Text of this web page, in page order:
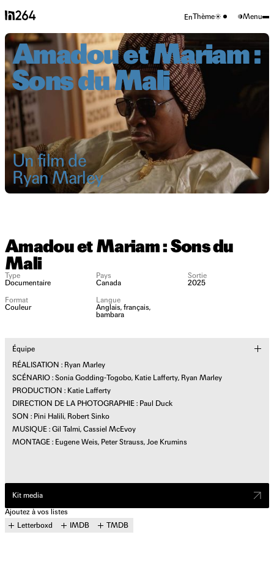
EnThème Menu
Amadou et Mariam :
Sons du Mali
Un film de
Ryan Marley
Amadou et Mariam : Sons du
Mali
Type
Documentaire
Pays
Canada
Sortie
2025
Format
Couleur
Langue
Anglais, français,
bambara
Équipe
RÉALISATION : Ryan Marley
SCÉNARIO : Sonia Godding-Togobo, Katie Lafferty, Ryan Marley
PRODUCTION : Katie Lafferty
DIRECTION DE LA PHOTOGRAPHIE : Paul Duck
SON : Pini Halili, Robert Sinko
MUSIQUE : Gil Talmi, Cassiel McEvoy
MONTAGE : Eugene Weis, Peter Strauss, Joe Krumins
Kit media
Ajoutez à vos listes
Letterboxd
IMDB TMDB